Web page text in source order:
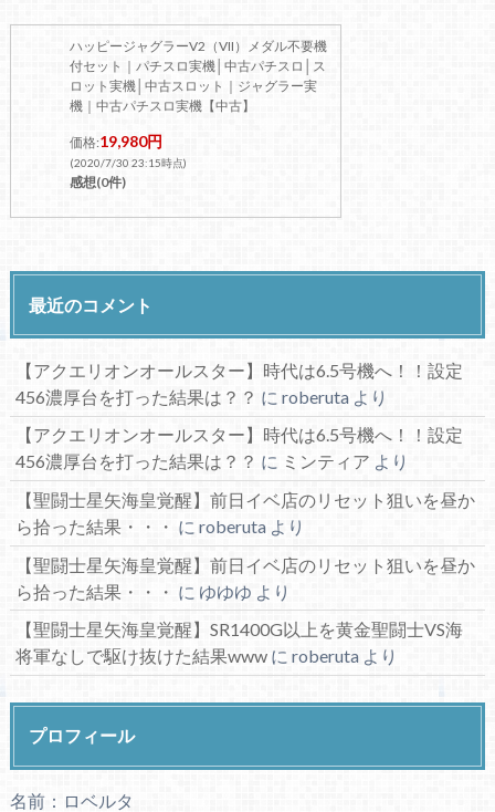
ハッピージャグラーV2（VII）メダル不要機
付セット｜パチスロ実機│中古パチスロ│ス
ロット実機│中古スロット｜ジャグラー実
機｜中古パチスロ実機【中古】
価格:19,980円
(2020/7/30 23:15時点)
感想(0件)
最近のコメント
【アクエリオンオールスター】時代は6.5号機へ！！設定
456濃厚台を打った結果は？？ に roberutaより
【アクエリオンオールスター】時代は6.5号機へ！！設定
456濃厚台を打った結果は？？ に ミンティア より
【聖闘士星矢海皇覚醒】前日イベ店のリセット狙いを昼か
ら拾った結果・・・ に roberutaより
【聖闘士星矢海皇覚醒】前日イベ店のリセット狙いを昼か
ら拾った結果・・・ に ゆゆゆ より
【聖闘士星矢海皇覚醒】SR1400G以上を黄金聖闘士VS海
将軍なしで駆け抜けた結果wwwに roberutaより
プロフィール
名前：ロベルタ